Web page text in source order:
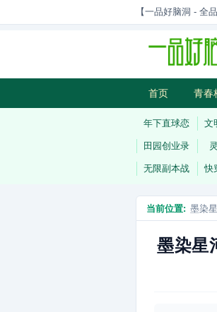
【一品好脑洞 - 全
首页 青春
历史权谋
年下直球恋 文
田园创业录
无限副本战 快
当前位置: 墨染
墨染星